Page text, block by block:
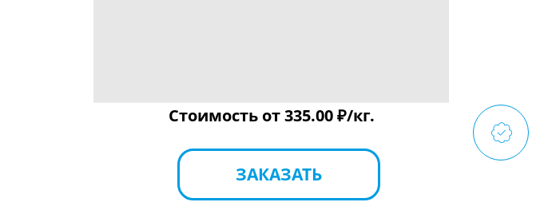
Стоимость от335.00 ₽/кг.
ЗАКАЗАТЬ